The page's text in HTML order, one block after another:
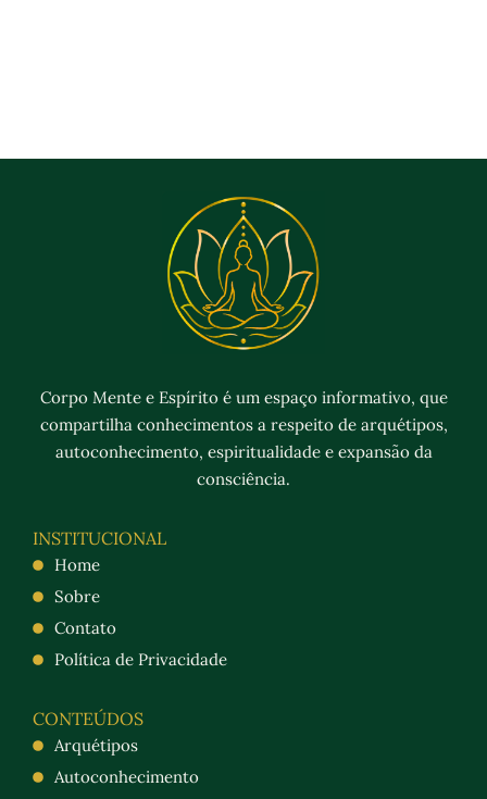
Corpo Mente e Espírito é um espaço informativo, que
compartilha conhecimentos a respeito de arquétipos,
autoconhecimento, espiritualidade e expansão da
consciência.
INSTITUCIONAL
Home
Sobre
Contato
Política de Privacidade
CONTEÚDOS
Arquétipos
Autoconhecimento